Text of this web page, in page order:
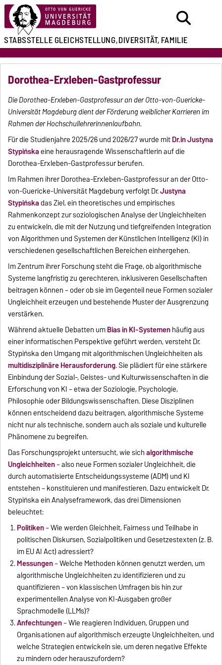
STABSSTELLEGLEICHSTELLUNG,DIVERSITÄT, FAMILIE
Dorothea-Erxleben-Gastprofessur
Die Dorothea-Erxleben-Gastprofessur an der Otto-von-Guericke-
Universität Magdeburg dient der Förderung weiblicher Karrieren im
Rahmen der Hochschullehrerinnenlaufbahn.
Für die Studienjahre 2025/26 und 2026/27 wurde mitDr.in Justyna
Stypińskaeine herausragende Wissenschaftlerin auf die
Dorothea-Erxleben-Gastprofessur berufen.
Im Rahmen ihrer Dorothea-Erxleben-Gastprofessur an der Otto-
von-Guericke-Universität Magdeburg verfolgt Dr.Justyna
Stypińskadas Ziel, ein theoretisches und empirisches
Rahmenkonzept zur soziologischen Analyse der Ungleichheiten
zu entwickeln, die mit der Nutzung und tiefgreifenden Integration
von Algorithmen und Systemen der Künstlichen Intelligenz (KI) in
verschiedenen gesellschaftlichen Bereichen einhergehen.
Im Zentrum ihrer Forschung steht die Frage, ob algorithmische
Systeme langfristig zu gerechteren, inklusiveren Gesellschaften
beitragen können – oder ob sie im Gegenteil neue Formen sozialer
Ungleichheit erzeugen und bestehende Muster der Ausgrenzung
verstärken.
Während aktuelle Debatten umBias in KI-Systemenhäufig aus
einer informatischen Perspektive geführt werden, versteht Dr.
Stypińska den Umgang mit algorithmischen Ungleichheiten als
multidisziplinäre Herausforderung. Sie plädiert für eine stärkere
Einbindung der Sozial-, Geistes- und Kulturwissenschaften in die
Erforschung von KI – etwa der Soziologie, Psychologie,
Philosophie oder Bildungswissenschaften. Diese Disziplinen
können entscheidend dazu beitragen, algorithmische Systeme
nicht nur als technische, sondern auch als soziale und kulturelle
Phänomene zu begreifen.
Das Forschungsprojekt untersucht, wie sichalgorithmische
Ungleichheiten– also neue Formen sozialer Ungleichheit, die
durch automatisierte Entscheidungssysteme (ADM) und KI
entstehen – konstituieren und manifestieren. Dazu entwickelt Dr.
Stypińska ein Analyseframework, das drei Dimensionen
beleuchtet:
Politiken– Wie werden Gleichheit, Fairness und Teilhabe in
politischen Diskursen, Sozialpolitiken und Gesetzestexten (z. B.
im EU AI Act) adressiert?
Messungen– Welche Methoden können genutzt werden, um
algorithmische Ungleichheiten zu identifizieren und zu
quantifizieren – von klassischen Umfragen bis hin zur
experimentellen Analyse von KI-Ausgaben großer
Sprachmodelle (LLMs)?
Anfechtungen– Wie reagieren Individuen, Gruppen und
Organisationen auf algorithmisch erzeugte Ungleichheiten, und
welche Strategien entwickeln sie, um deren negative Effekte
zu mindern oder herauszufordern?